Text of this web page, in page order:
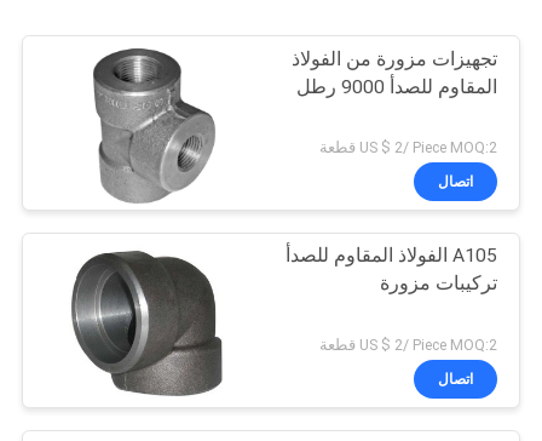
تجهيزات مزورة من الفولاذ
المقاوم للصدأ 9000 رطل
US $ 2/ Piece MOQ:2 قطعة
اتصال
A105 الفولاذ المقاوم للصدأ
تركيبات مزورة
US $ 2/ Piece MOQ:2 قطعة
اتصال